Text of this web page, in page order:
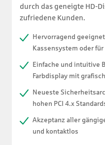
durch das geneigte HD-
zufriedene Kunden.
Hervorragend
Kassensystem oder
Einfache und intuitive
Farbdisplay mit
Neueste
hohen PCI 4.x
Akzeptanz aller
und kontaktlos